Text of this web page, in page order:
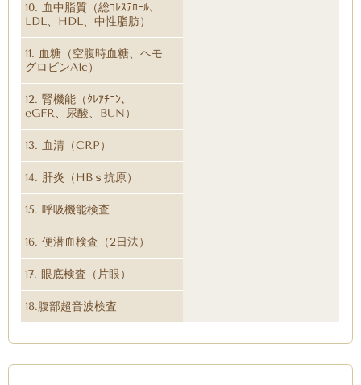
10. 血中脂質（総ｺﾚｽﾃﾛｰﾙ、
LDL、HDL、中性脂肪）
11. 血糖（空腹時血糖、ヘモ
グロビンA1c）
12. 腎機能（ｸﾚｱﾁﾆﾝ、
eGFR、尿酸、BUN）
13. 血清（CRP）
14. 肝炎（HBｓ抗原）
15. 呼吸機能検査
16. 便潜血検査（2日法）
17. 眼底検査（片眼）
18.腹部超音波検査